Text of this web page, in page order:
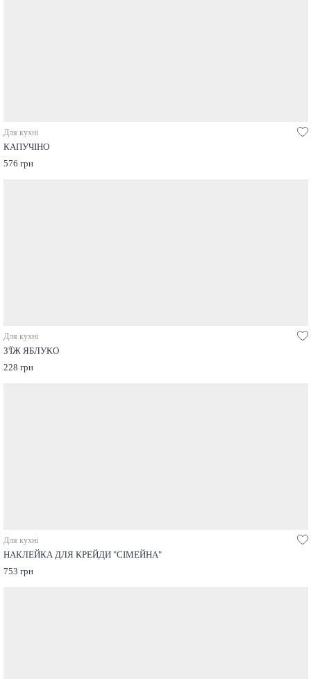
Для кухні
КАПУЧІНО
576 грн
Для кухні
З'ЇЖ ЯБЛУКО
228 грн
Для кухні
НАКЛЕЙКА ДЛЯ КРЕЙДИ "СІМЕЙНА"
753 грн